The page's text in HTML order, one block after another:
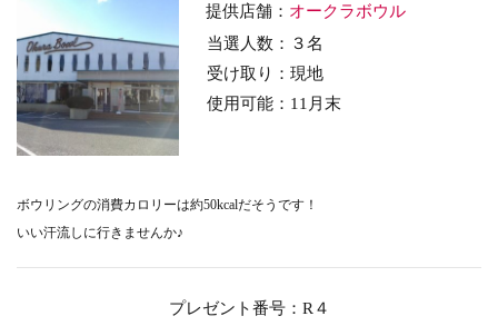
提供店舗： オークラボウル
当選人数：３名
受け取り：現地
使用可能：11 月末
ボウリングの消費カロリーは約50kcalだそうです！
いい汗流しに行きませんか♪
プレゼント番号：R４